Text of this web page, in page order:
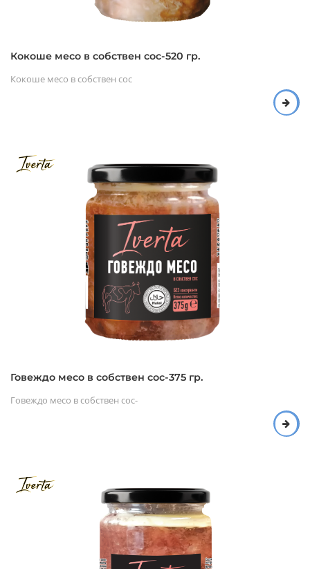
Кокоше месо в собствен сос-520 гр.
Кокоше месо в собствен сос
Говеждо месо в собствен сос-375 гр.
Говеждо месо в собствен сос-